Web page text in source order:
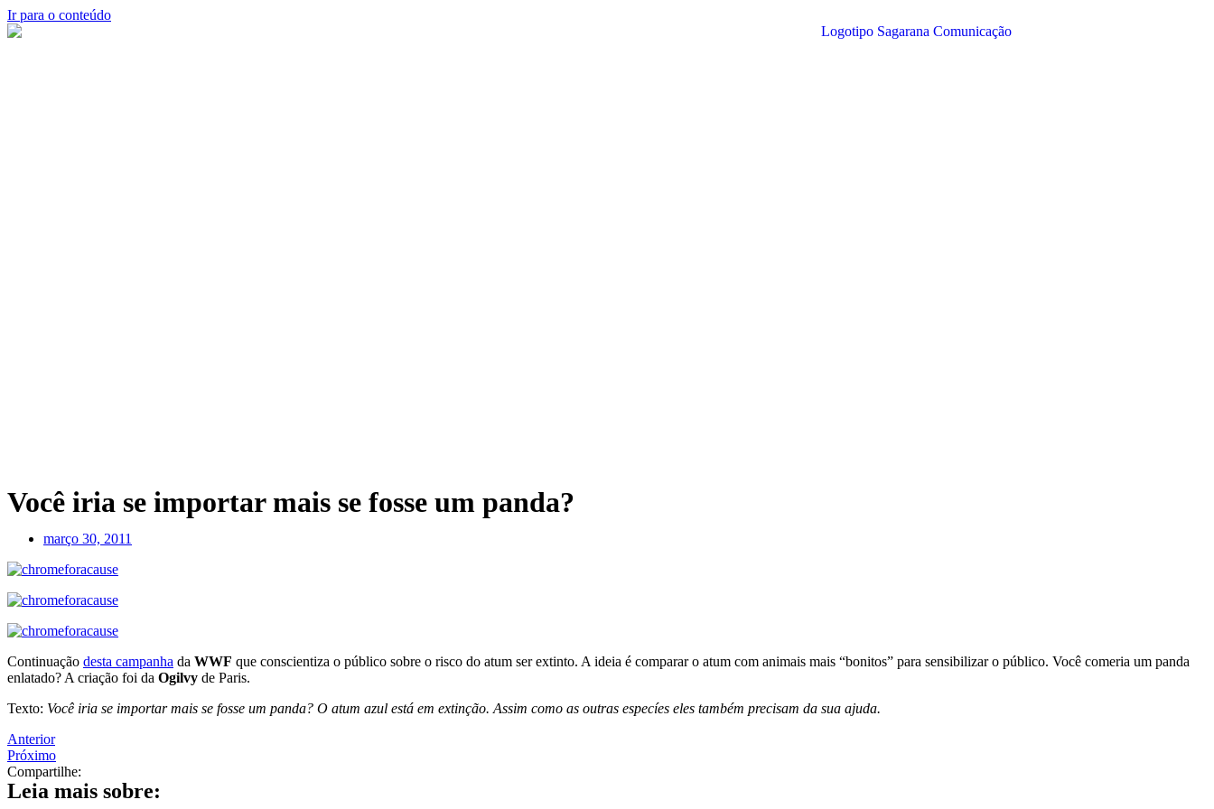
Ir para o conteúdo
Você iria se importar mais se fosse um panda?
março 30, 2011
Continuação desta campanha da WWF que conscientiza o público sobre o risco do atum ser extinto. A ideia é comparar o atum com animais mais “bonitos” para sensibilizar o público. Você comeria um panda
enlatado? A criação foi da Ogilvy de Paris.
Texto: Você iria se importar mais se fosse um panda? O atum azul está em extinção. Assim como as outras especíes eles também precisam da sua ajuda.
Anterior
Próximo
Compartilhe:
Leia mais sobre: